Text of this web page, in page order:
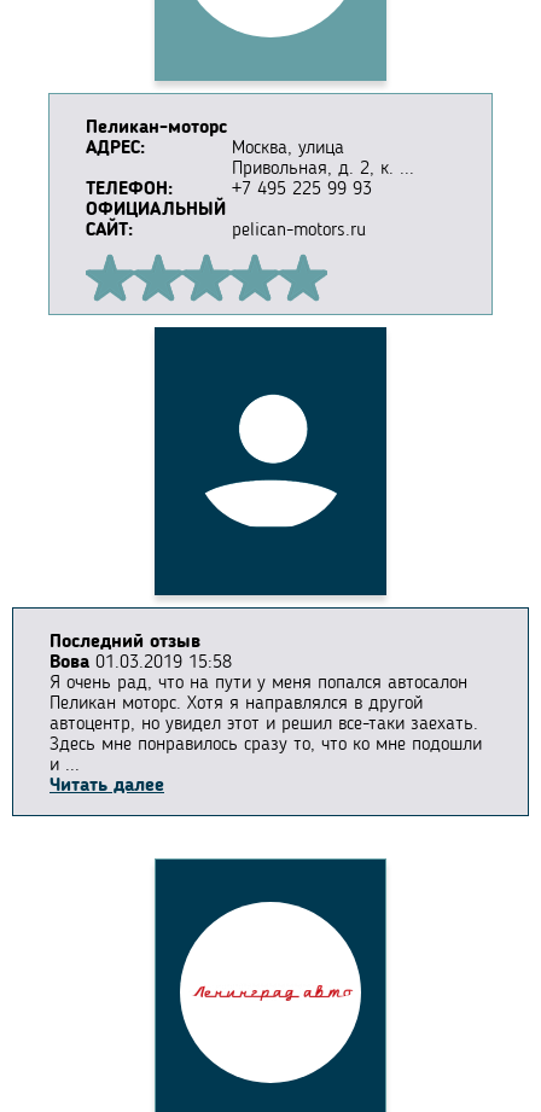
Пеликан-моторс
АДРЕС:
Москва, улица
Привольная, д. 2, к. ...
ТЕЛЕФОН:
+7 495 225 99 93
ОФИЦИАЛЬНЫЙ
САЙТ:
pelican-motors.ru
Последний отзыв
Вова 01.03.2019 15:58
Я очень рад, что на пути у меня попался автосалон
Пеликан моторс. Хотя я направлялся в другой
автоцентр, но увидел этот и решил все-таки заехать.
Здесь мне понравилось сразу то, что ко мне подошли
и ...
Читать далее